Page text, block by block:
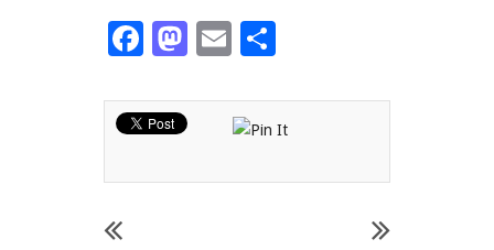
Facebook
Mastodon
Email